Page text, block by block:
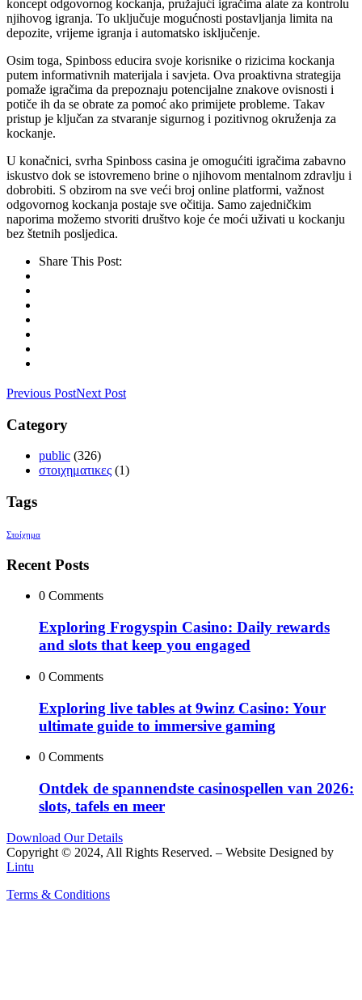
koncept odgovornog kockanja, pružajući igračima alate za kontrolu
njihovog igranja. To uključuje mogućnosti postavljanja limita na
depozite, vrijeme igranja i automatsko isključenje.
Osim toga, Spinboss educira svoje korisnike o rizicima kockanja
putem informativnih materijala i savjeta. Ova proaktivna strategija
pomaže igračima da prepoznaju potencijalne znakove ovisnosti i
potiče ih da se obrate za pomoć ako primijete probleme. Takav
pristup je ključan za stvaranje sigurnog i pozitivnog okruženja za
kockanje.
U konačnici, svrha Spinboss casina je omogućiti igračima zabavno
iskustvo dok se istovremeno brine o njihovom mentalnom zdravlju i
dobrobiti. S obzirom na sve veći broj online platformi, važnost
odgovornog kockanja postaje sve očitija. Samo zajedničkim
naporima možemo stvoriti društvo koje će moći uživati u kockanju
bez štetnih posljedica.
Share This Post:
Previous PostNext Post
Category
public (326)
στοιχηματικες (1)
Tags
Στοίχημα
Recent Posts
0 Comments
Exploring Frogyspin Casino: Daily rewards
and slots that keep you engaged
0 Comments
Exploring live tables at 9winz Casino: Your
ultimate guide to immersive gaming
0 Comments
Ontdek de spannendste casinospellen van 2026:
slots, tafels en meer
Download Our Details
Copyright © 2024, All Rights Reserved. – Website Designed by
Lintu
Terms & Conditions